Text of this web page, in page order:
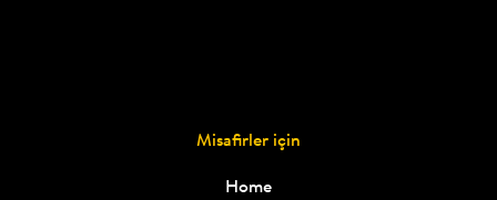
Misafirler için
Home